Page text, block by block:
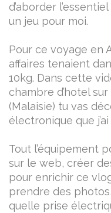
d’aborder
un jeu pour moi.
Pour ce voyage en
affaires tenaient
10kg. Dans cette
chambre d’hotel
(Malaisie) tu vas
électronique que
Tout l’équipement
sur le web, créer
pour enrichir ce
prendre des
quelle prise